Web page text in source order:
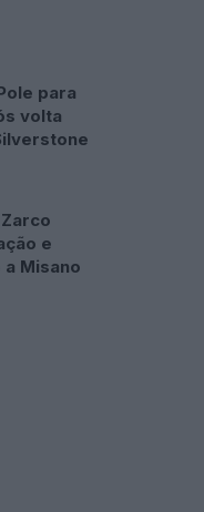
para
volta
e
Misano